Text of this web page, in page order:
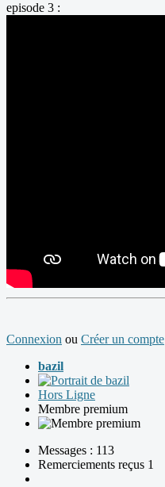
episode 3 :
Connexion ou Créer un compte
bazil
Hors Ligne
Membre premium
Messages : 113
Remerciements reçus 1